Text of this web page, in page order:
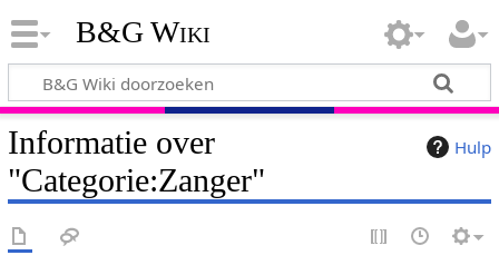
B&G Wiki
Hulp
Informatie over
"Categorie:Zanger"